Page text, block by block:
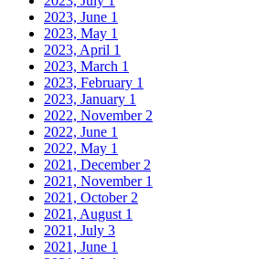
2023, June 1
2023, May 1
2023, April 1
2023, March 1
2023, February 1
2023, January 1
2022, November 2
2022, June 1
2022, May 1
2021, December 2
2021, November 1
2021, October 2
2021, August 1
2021, July 3
2021, June 1